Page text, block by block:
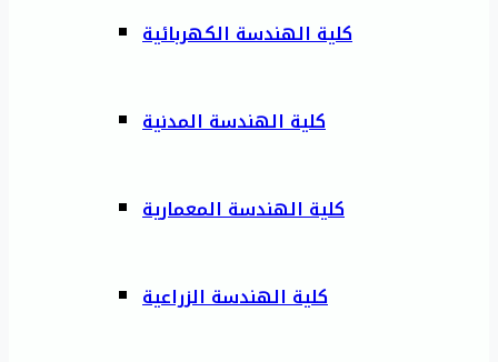
كلية الهندسة الكهربائية
كلية الهندسة المدنية
كلية الهندسة المعمارية
كلية الهندسة الزراعية